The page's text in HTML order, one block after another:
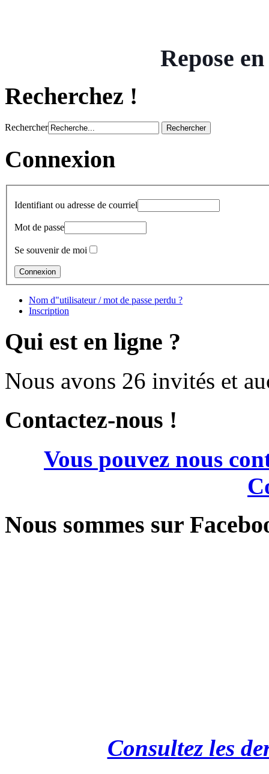
Repose
Recherchez !
Rechercher
Connexion
Identifiant ou adresse de courriel
Mot de passe
Se souvenir de moi
Nom d"utilisateur / mot de passe perdu ?
Inscription
Qui est en ligne ?
Nous avons 26 invités et
Contactez-nous !
Vous pouvez nous
Nous sommes sur
Consultez les